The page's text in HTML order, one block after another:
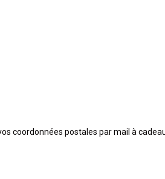
coordonnées postales par mail à